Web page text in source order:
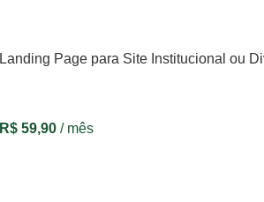
Landing Page para Site Institucional ou
R$ 59,90 / mês